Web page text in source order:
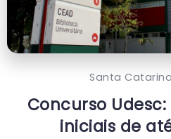
Santa
Concurso
iniciais de